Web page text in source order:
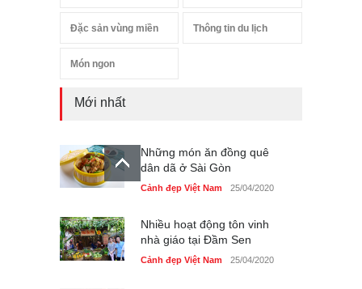
Đặc sản vùng miền Thông tin du lịch
Món ngon
Mới nhất
Những món ăn đồng quê
dân dã ở Sài Gòn
Cảnh đẹp Việt Nam 25/04/2020
Nhiều hoạt động tôn vinh
nhà giáo tại Đầm Sen
Cảnh đẹp Việt Nam 25/04/2020